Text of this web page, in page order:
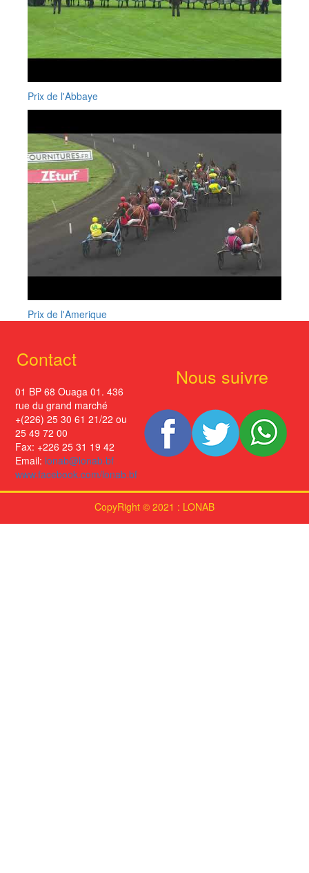
Prix de l'Abbaye
Prix de l'Amerique
Contact
01 BP 68 Ouaga 01. 436
rue du grand marché
+(226) 25 30 61 21/22 ou
25 49 72 00
Fax: +226 25 31 19 42
Email: lonab@lonab.bf
www.facebook.com/lonab.bf
Nous suivre
CopyRight © 2021 : LONAB